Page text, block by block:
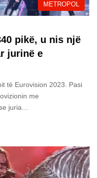
METROPOL
pikë, u nis një
jurinë e
të Eurovision 2023. Pasi
me
juria…